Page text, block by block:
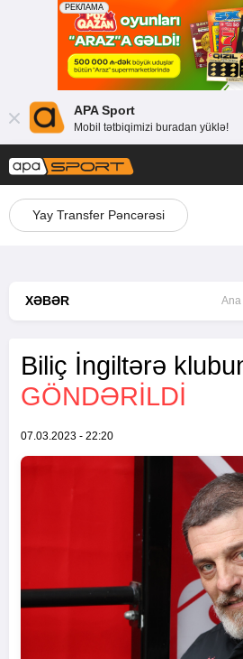
APA Sport
Mobil tətbiqimizi buradan yüklə!
Yay Transfer Pəncərəsi
XƏBƏR Ana
Biliç İngiltərə
GÖNDƏRILDI
07.03.2023 - 22:20